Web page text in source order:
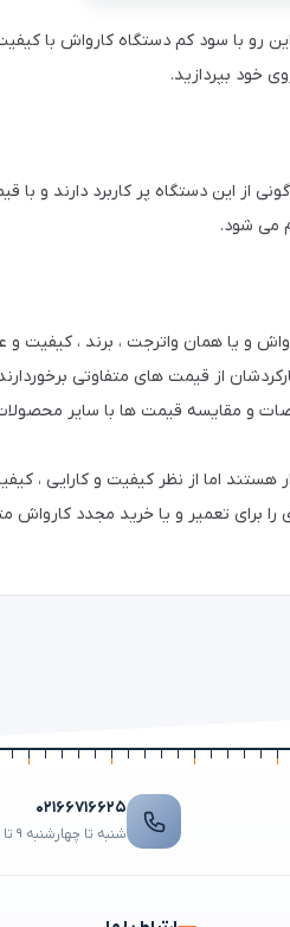
رو با سود کم دستگاه کارواش با
خود بپردازید.
از این دستگاه پر کاربرد دارند و با
می شود.
و یا همان واترجت ، برند ، کیفیت و
از قیمت های متفاوتی
و مقایسه قیمت ها با سایر
هستند اما از نظر کیفیت و کارایی ،
برای تعمیر و یا خرید مجدد کارواش
۰۲۱۶۶۷۱۶۶۲۵
شنبه تا چهارشنبه ۹ تا ۱۸